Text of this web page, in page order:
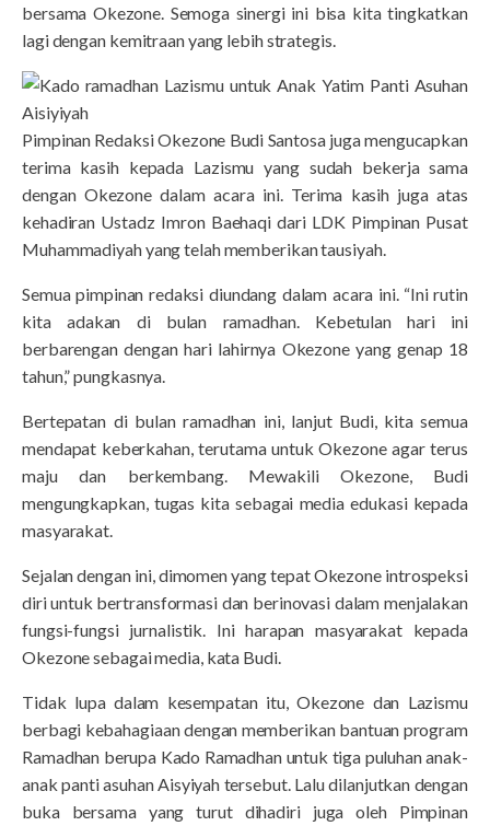
bersama Okezone. Semoga sinergi ini bisa kita tingkatkan
lagi dengan kemitraan yang lebih strategis.
Pimpinan Redaksi Okezone Budi Santosa juga mengucapkan
terima kasih kepada Lazismu yang sudah bekerja sama
dengan Okezone dalam acara ini. Terima kasih juga atas
kehadiran Ustadz Imron Baehaqi dari LDK Pimpinan Pusat
Muhammadiyah yang telah memberikan tausiyah.
Semua pimpinan redaksi diundang dalam acara ini. “Ini rutin
kita adakan di bulan ramadhan. Kebetulan hari ini
berbarengan dengan hari lahirnya Okezone yang genap 18
tahun,” pungkasnya.
Bertepatan di bulan ramadhan ini, lanjut Budi, kita semua
mendapat keberkahan, terutama untuk Okezone agar terus
maju dan berkembang. Mewakili Okezone, Budi
mengungkapkan, tugas kita sebagai media edukasi kepada
masyarakat.
Sejalan dengan ini, dimomen yang tepat Okezone introspeksi
diri untuk bertransformasi dan berinovasi dalam menjalakan
fungsi-fungsi jurnalistik. Ini harapan masyarakat kepada
Okezone sebagai media, kata Budi.
Tidak lupa dalam kesempatan itu, Okezone dan Lazismu
berbagi kebahagiaan dengan memberikan bantuan program
Ramadhan berupa Kado Ramadhan untuk tiga puluhan anak-
anak panti asuhan Aisyiyah tersebut. Lalu dilanjutkan dengan
buka bersama yang turut dihadiri juga oleh Pimpinan